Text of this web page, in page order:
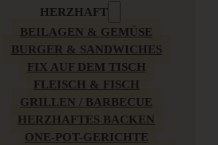
HERZHAFT
BEILAGEN & GEMÜSE
BURGER & SANDWICHES
FIX AUF DEM TISCH
FLEISCH & FISCH
GRILLEN / BARBECUE
HERZHAFTES BACKEN
ONE-POT-GERICHTE